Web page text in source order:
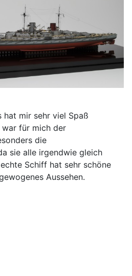
hat mir sehr viel Spaß
war für mich der
die
sie alle irgendwie gleich
Schiff hat sehr schöne
Aussehen.